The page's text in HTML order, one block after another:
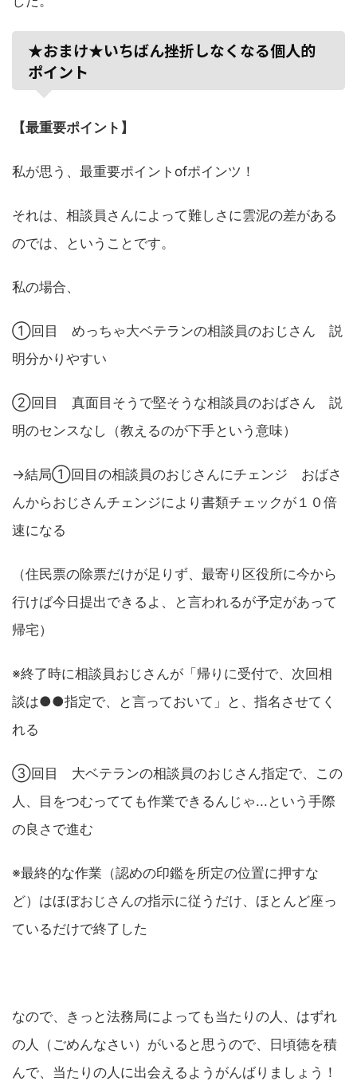
★おまけ★いちばん挫折しなくなる個人的
ポイント
【最重要ポイント】
私が思う、最重要ポイントofポインツ！
それは、相談員さんによって難しさに雲泥の差がある
のでは、ということです。
私の場合、
①回目 めっちゃ大ベテランの相談員のおじさん 説
明分かりやすい
②回目 真面目そうで堅そうな相談員のおばさん 説
明のセンスなし（教えるのが下手という意味）
→結局①回目の相談員のおじさんにチェンジ おばさ
んからおじさんチェンジにより書類チェックが１０倍
速になる
（住民票の除票だけが足りず、最寄り区役所に今から
行けば今日提出できるよ、と言われるが予定があって
帰宅）
※終了時に相談員おじさんが「帰りに受付で、次回相
談は●●指定で、と言っておいて」と、指名させてく
れる
③回目 大ベテランの相談員のおじさん指定で、この
人、目をつむってても作業できるんじゃ...という手際
の良さで進む
※最終的な作業（認めの印鑑を所定の位置に押すな
ど）はほぼおじさんの指示に従うだけ、ほとんど座っ
ているだけで終了した
なので、きっと法務局によっても当たりの人、はずれ
の人（ごめんなさい）がいると思うので、日頃徳を積
んで、当たりの人に出会えるようがんばりましょう！